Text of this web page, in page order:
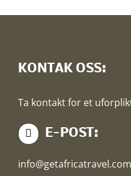
KONTAK OSS:
Ta kontakt for et
E-POST:
info@getafricatravel.com